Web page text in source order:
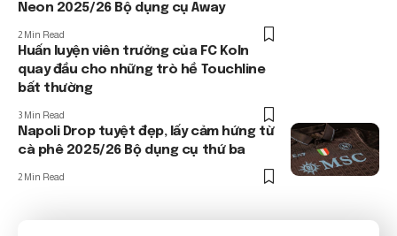
Neon 2025/26 Bộ dụng cụ Away
2 Min Read
Huấn luyện viên trưởng của FC Koln
quay đầu cho những trò hề Touchline
bất thường
3 Min Read
Napoli Drop tuyệt đẹp, lấy cảm hứng từ
cà phê 2025/26 Bộ dụng cụ thứ ba
2 Min Read